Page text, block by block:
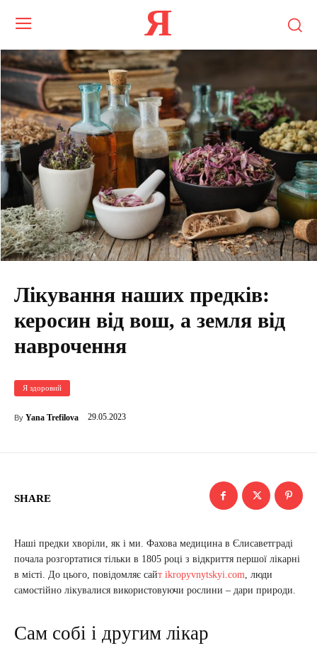
Я
Лікування наших предків:
керосин від вош, а земля від
наврочення
Я здоровий
By Yana Trefilova 29.05.2023
SHARE
Наші предки хворіли, як і ми. Фахова медицина в Єлисаветграді
почала розгортатися тільки в 1805 році з відкриття першої лікарні
в місті. До цього, повідомляє сайт ikropyvnytskyi.com, люди
самостійно лікувалися використовуючи рослини – дари природи.
Сам собі і другим лікар